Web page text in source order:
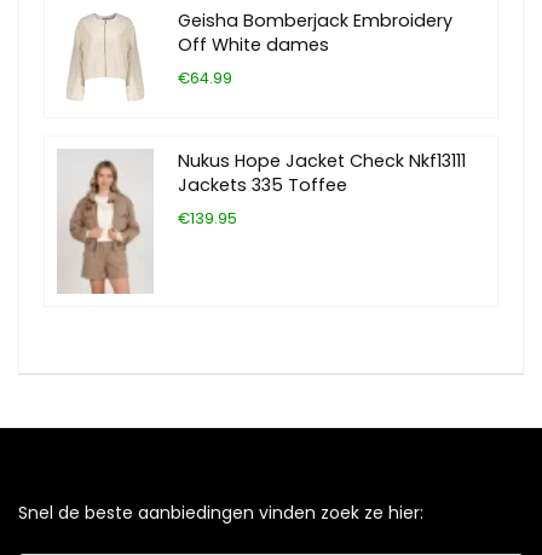
Geisha Bomberjack Embroidery
Off White dames
€64.99
Nukus Hope Jacket Check Nkf13111
Jackets 335 Toffee
€139.95
Snel de beste aanbiedingen vinden zoek ze hier: